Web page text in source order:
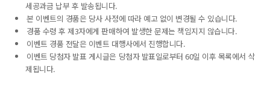
세공과금 납부 후 발송됩니다.
본 이벤트의 경품은 당사 사정에 따라 예고 없이 변경될 수 있습니다.
경품 수령 후 제3자에게 판매하여 발생한 문제는 책임지지 않습니다.
이벤트 경품 전달은 이벤트 대행사에서 진행합니다.
이벤트 당첨자 발표 게시글은 당첨자 발표일로부터 60일 이후 목록에서 삭
제됩니다.